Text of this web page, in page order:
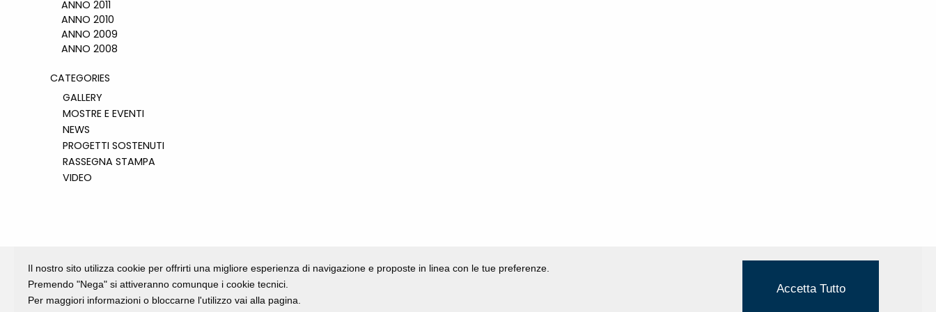
ANNO 2011
ANNO 2010
ANNO 2009
ANNO 2008
CATEGORIES
GALLERY
MOSTRE E EVENTI
NEWS
PROGETTI SOSTENUTI
RASSEGNA STAMPA
VIDEO
Fondazione Dino Zoli
Il nostro sito utilizza cookie per offrirti una migliore esperienza di navigazione e proposte in linea con le tue preferenze.
Premendo "Nega" si attiveranno comunque i cookie tecnici.
Per maggiori informazioni o bloccarne l'utilizzo vai alla pagina.
Accetta Tutto